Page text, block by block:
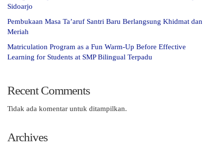
Sidoarjo
Pembukaan Masa Ta’aruf Santri Baru Berlangsung Khidmat dan
Meriah
Matriculation Program as a Fun Warm-Up Before Effective
Learning for Students at SMP Bilingual Terpadu
Recent Comments
Tidak ada komentar untuk ditampilkan.
Archives